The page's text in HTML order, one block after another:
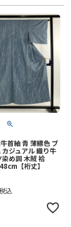
牛首紬 青 薄縹色 ブ
ジュアル 織り牛
め調 木賊 袷
【裄丈】
込